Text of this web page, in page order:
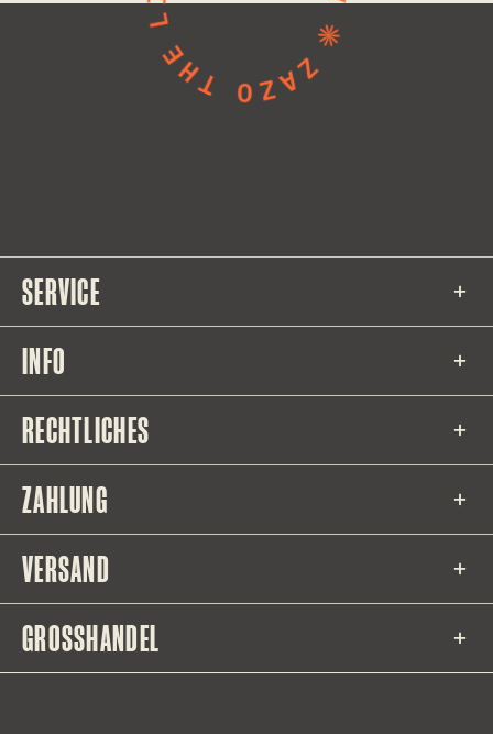
SERVICE
INFO
RECHTLICHES
ZAHLUNG
VERSAND
GROSSHANDEL